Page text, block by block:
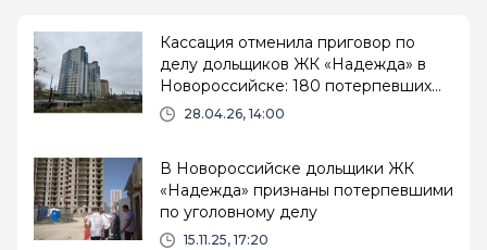
Кассация отменила приговор по
делу дольщиков ЖК «Надежда» в
Новороссийске: 180 потерпевших
ждут пересмотра
28.04.26, 14:00
В Новороссийске дольщики ЖК
«Надежда» признаны потерпевшими
по уголовному делу
15.11.25, 17:20